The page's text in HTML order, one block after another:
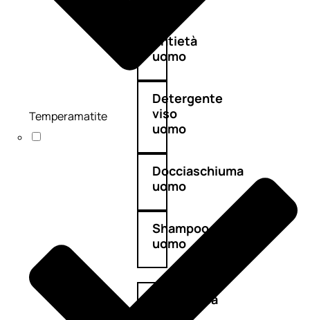
Antietà
uomo
Detergente
viso
uomo
Docciaschiuma
uomo
Shampoo
uomo
Dopobarba
Temperamatite